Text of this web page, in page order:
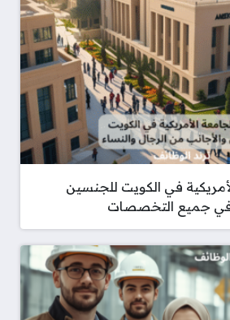
في الكويت للجنسين
في جميع التخصصات